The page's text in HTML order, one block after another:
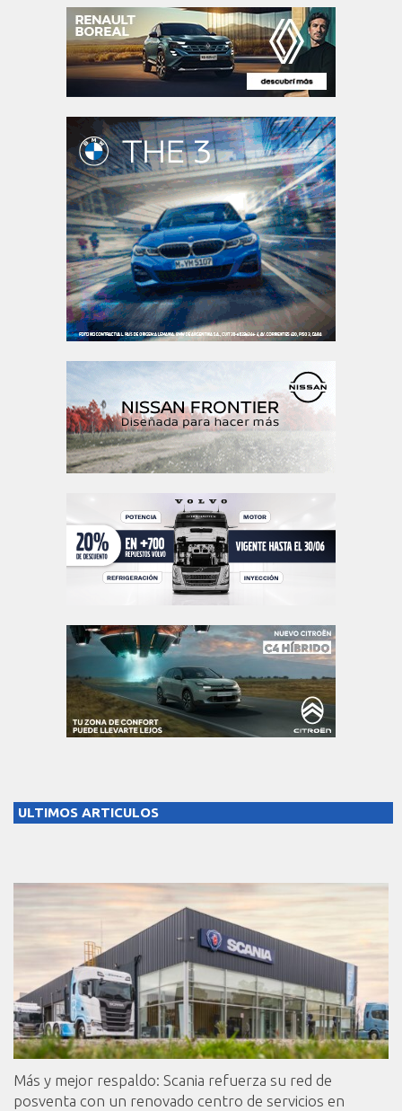
ULTIMOS ARTICULOS
Más y mejor respaldo: Scania refuerza su red de
posventa con un renovado centro de servicios en